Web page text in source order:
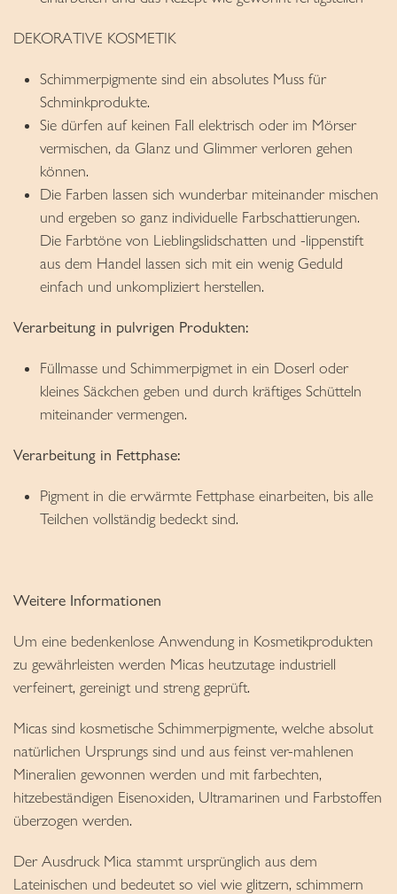
DEKORATIVE KOSMETIK
Schimmerpigmente sind ein absolutes Muss für
Schminkprodukte.
Sie dürfen auf keinen Fall elektrisch oder im Mörser
vermischen, da Glanz und Glimmer verloren gehen
können.
Die Farben lassen sich wunderbar miteinander mischen
und ergeben so ganz individuelle Farbschattierungen.
Die Farbtöne von Lieblingslidschatten und -lippenstift
aus dem Handel lassen sich mit ein wenig Geduld
einfach und unkompliziert herstellen.
Verarbeitung in pulvrigen Produkten:
Füllmasse und Schimmerpigmet in ein Doserl oder
kleines Säckchen geben und durch kräftiges Schütteln
miteinander vermengen.
Verarbeitung in Fettphase:
Pigment in die erwärmte Fettphase einarbeiten, bis alle
Teilchen vollständig bedeckt sind.
Weitere Informationen
Um eine bedenkenlose Anwendung in Kosmetikprodukten
zu gewährleisten werden Micas heutzutage industriell
verfeinert, gereinigt und streng geprüft.
Micas sind kosmetische Schimmerpigmente, welche absolut
natürlichen Ursprungs sind und aus feinst ver-mahlenen
Mineralien gewonnen werden und mit farbechten,
hitzebeständigen Eisenoxiden, Ultramarinen und Farbstoffen
überzogen werden.
Der Ausdruck Mica stammt ursprünglich aus dem
Lateinischen und bedeutet so viel wie glitzern, schimmern